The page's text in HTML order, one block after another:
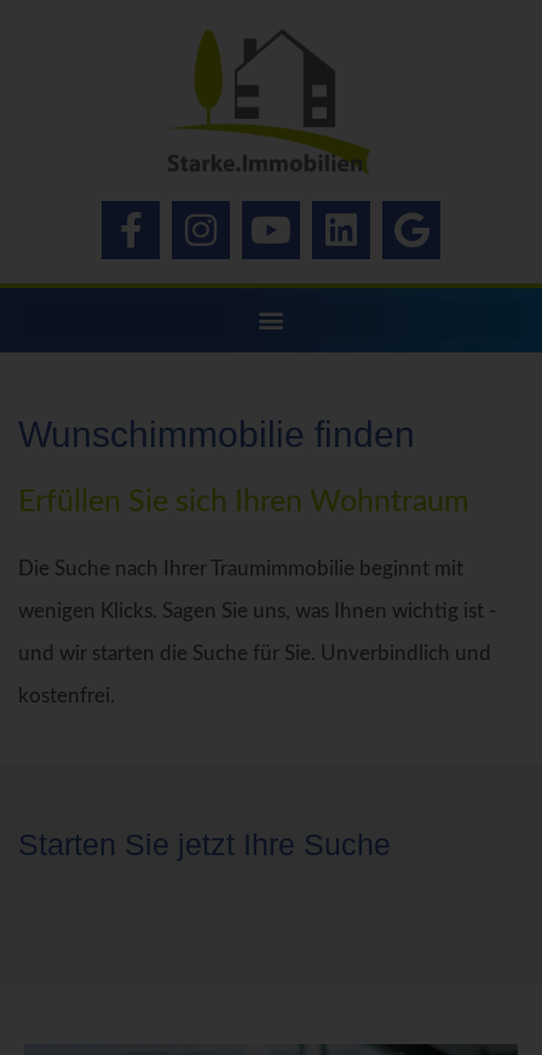
Wunschimmobilie finden
Erfüllen Sie sich Ihren Wohntraum
Die Suche nach Ihrer Traumimmobilie beginnt mit
wenigen Klicks. Sagen Sie uns, was Ihnen wichtig ist -
und wir starten die Suche für Sie. Unverbindlich und
kostenfrei.
Starten Sie jetzt Ihre Suche